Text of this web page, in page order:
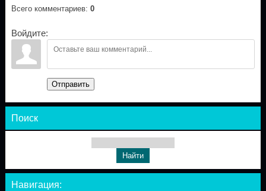
Всего комментариев: 0
Войдите:
Отправить
Поиск
Навигация: